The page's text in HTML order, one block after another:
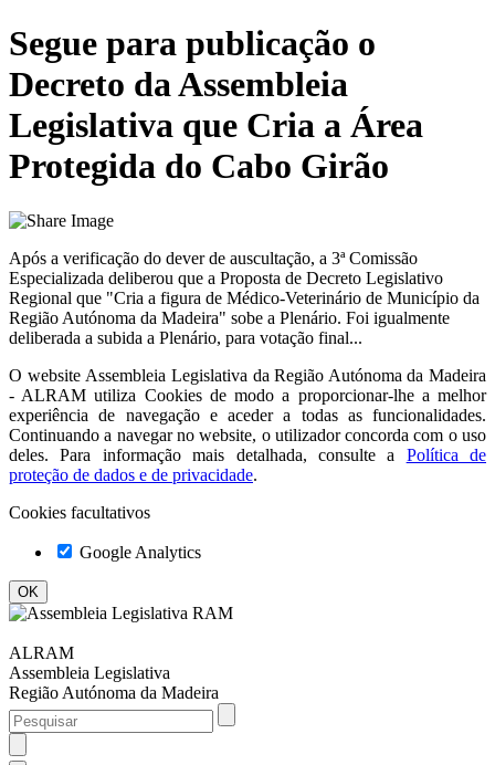
Segue para publicação o
Decreto da Assembleia
Legislativa que Cria a Área
Protegida do Cabo Girão
Após a verificação do dever de auscultação, a 3ª Comissão
Especializada deliberou que a Proposta de Decreto Legislativo
Regional que "Cria a figura de Médico-Veterinário de Município da
Região Autónoma da Madeira" sobe a Plenário. Foi igualmente
deliberada a subida a Plenário, para votação final...
O website Assembleia Legislativa da Região Autónoma da Madeira
- ALRAM utiliza Cookies de modo a proporcionar-lhe a melhor
experiência de navegação e aceder a todas as funcionalidades.
Continuando a navegar no website, o utilizador concorda com o uso
deles. Para informação mais detalhada, consulte a
Política de
proteção de dados e de privacidade.
Cookies facultativos
Google Analytics
ALRAM
Assembleia Legislativa
Região Autónoma da Madeira